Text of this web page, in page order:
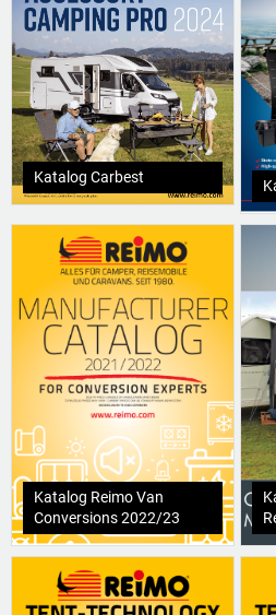
Katalog Carbest
Katalog Reimo Van
Conversions 2022/23